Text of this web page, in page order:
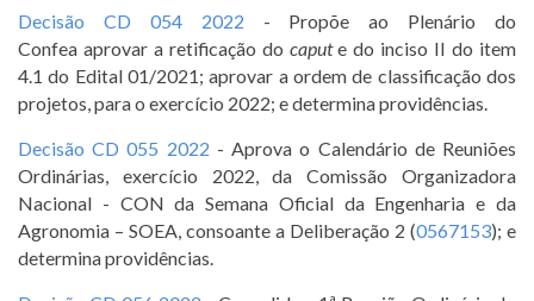
Decisão CD 054 2022 - Propõe ao Plenário do
Confea aprovar a retificação do capute do inciso II do item
4.1 do Edital 01/2021; aprovar a ordem de classificação dos
projetos, para o exercício 2022; e determina providências.
Decisão CD 055 2022 - Aprova o Calendário de Reuniões
Ordinárias, exercício 2022, da Comissão Organizadora
Nacional - CON da Semana Oficial da Engenharia e da
Agronomia – SOEA, consoante a Deliberação 2 (0567153); e
determina providências.